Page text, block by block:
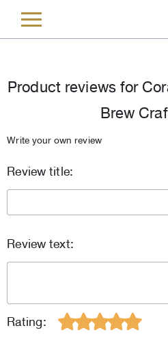
Product reviews for
Brew
Write your own review
Review title:
Review text:
Rating: